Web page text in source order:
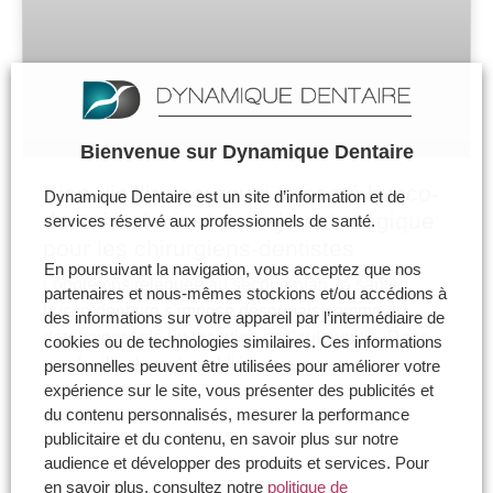
Bien-vieillir : pourquoi la santé bucco-
dentaire devient un enjeu stratégique
Longtemps reléguée au second plan, la santé
bucco-dentaire s’impose désormais comme un
déterminant clé du maintien de l’autonomie. Dans
une feuille de route publiée en…
> LIRE LA SUITE
20 mars 2026 17 h 43 min
Bienvenue sur Dynamique Dentaire
Dynamique Dentaire est un site d’information et de
services réservé aux professionnels de santé.
En poursuivant la navigation, vous acceptez que nos
partenaires et nous-mêmes stockions et/ou accédions à
des informations sur votre appareil par l’intermédiaire de
cookies ou de technologies similaires. Ces informations
personnelles peuvent être utilisées pour améliorer votre
expérience sur le site, vous présenter des publicités et
du contenu personnalisés, mesurer la performance
publicitaire et du contenu, en savoir plus sur notre
audience et développer des produits et services. Pour
en savoir plus, consultez notre politique de